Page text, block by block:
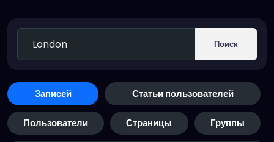
Поиск
Записей Статьи пользователей
Пользователи Страницы Группы